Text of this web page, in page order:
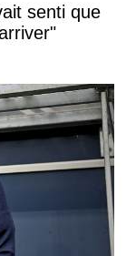
senti que